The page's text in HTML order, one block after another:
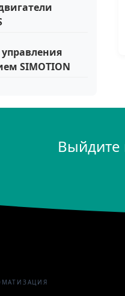
SIMOTION
Выйдите